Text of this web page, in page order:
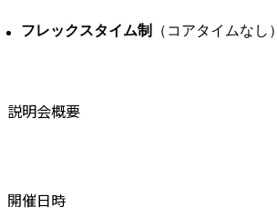
フレックスタイム制 （コアタイムなし）
説明会概要
開催日時